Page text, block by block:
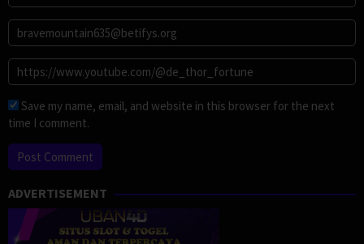
Save my name, email, and website in this browser for the next
time I comment.
ADVERTISEMENT